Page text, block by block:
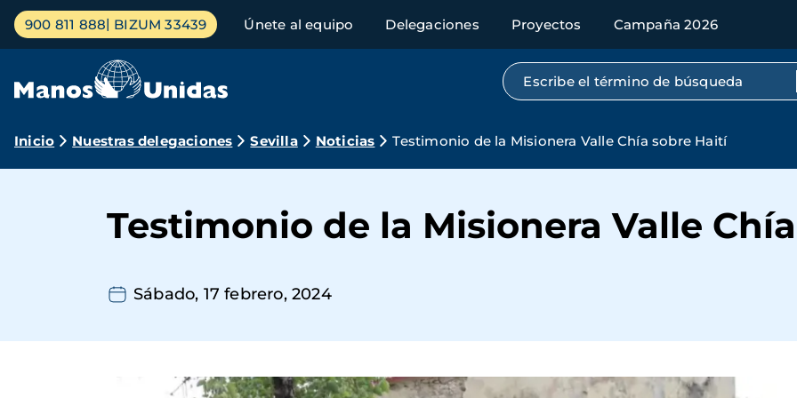
Pasar
contenido
Menú
principal
900 811 888 BIZUM 33439 Únete al equipo Delegaciones Proyectos Campaña 2026
Búsqueda por texto completo
Ruta
navegación
Inicio Nuestras delegaciones Sevilla Noticias Testimonio de la Misionera Valle Chía sobre Haití
Testimonio de la Misionera Valle
Sábado, 17 febrero, 2024